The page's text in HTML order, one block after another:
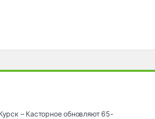
– Касторное обновляют 65-